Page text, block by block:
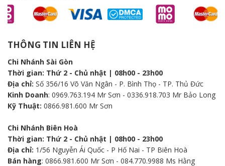
THÔNG TIN LIÊN HỆ
Chi Nhánh Sài Gòn
Thời gian: Thứ 2 - Chủ nhật | 08h00 - 23h00
Địa chỉ: Số 356/16 Võ Văn Ngân - P. Bình Thọ - TP. Thủ Đức
Kinh Doanh: 0969.763.194 Mr Sơn - 0336.918.703 Mr Bảo Long
Kỹ Thuật: 0866.981.600 Mr Sơn
Chi Nhánh Biên Hoà
Thời gian: Thứ 2 - Chủ nhật | 08h00 - 23h00
Địa chỉ: 1/56 Nguyễn Ái Quốc - P Hố Nai - TP Biên Hoà
Bán hàng: 0866.981.600 Mr Sơn - 084.770.9988 Ms Hằng